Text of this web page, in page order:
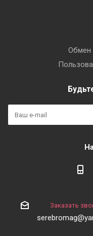
Обмен
Заказать